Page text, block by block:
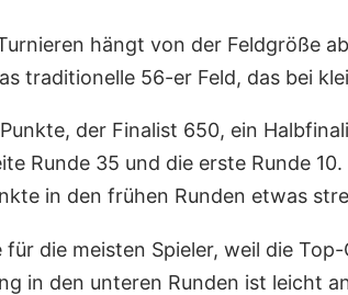
hängt von der Feldgröße
traditionelle 56-er Feld, das bei
der Finalist 650, ein
Runde 35 und die erste Runde
in den frühen Runden etwas
die meisten Spieler, weil die
in den unteren Runden ist leicht